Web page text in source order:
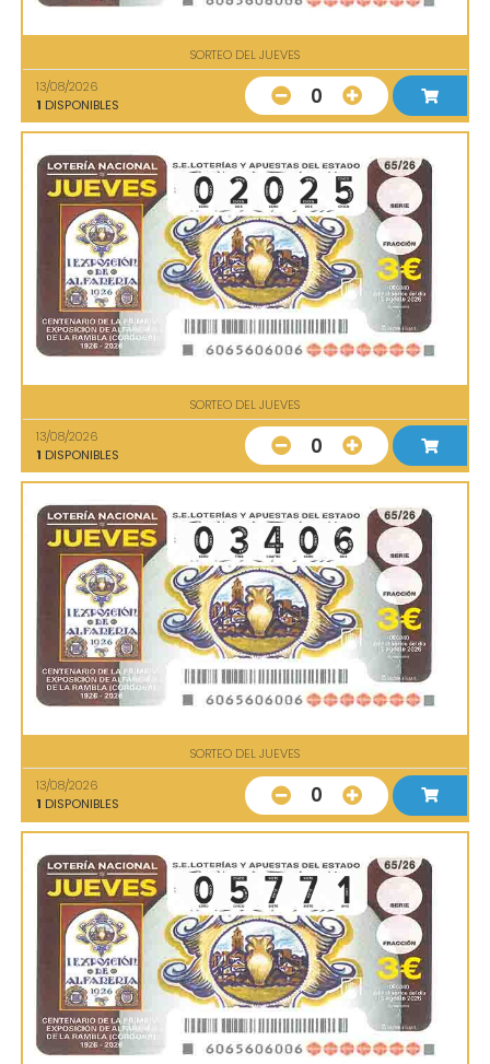
SORTEO DEL JUEVES
13/08/2026
1 DISPONIBLES 0
SORTEO DEL JUEVES
13/08/2026
1 DISPONIBLES 0
SORTEO DEL JUEVES
13/08/2026
1 DISPONIBLES 0